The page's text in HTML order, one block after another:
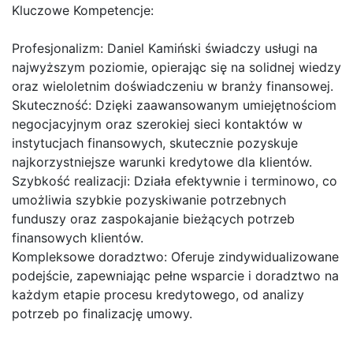
Kluczowe Kompetencje:
Profesjonalizm: Daniel Kamiński świadczy usługi na
najwyższym poziomie, opierając się na solidnej wiedzy
oraz wieloletnim doświadczeniu w branży finansowej.
Skuteczność: Dzięki zaawansowanym umiejętnościom
negocjacyjnym oraz szerokiej sieci kontaktów w
instytucjach finansowych, skutecznie pozyskuje
najkorzystniejsze warunki kredytowe dla klientów.
Szybkość realizacji: Działa efektywnie i terminowo, co
umożliwia szybkie pozyskiwanie potrzebnych
funduszy oraz zaspokajanie bieżących potrzeb
finansowych klientów.
Kompleksowe doradztwo: Oferuje zindywidualizowane
podejście, zapewniając pełne wsparcie i doradztwo na
każdym etapie procesu kredytowego, od analizy
potrzeb po finalizację umowy.